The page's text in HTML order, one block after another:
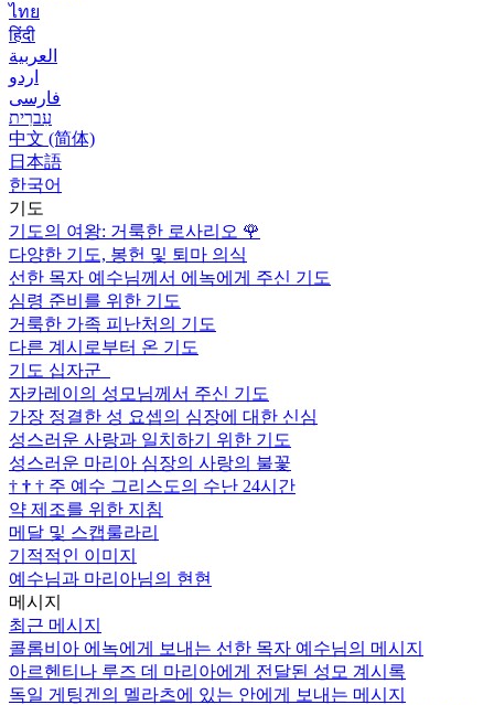
ไทย
हिंदी
العربية
اردو
فارسی
עִברִית
中文 (简体)
日本語
한국어
기도
기도의 여왕: 거룩한 로사리오 🌹
다양한 기도, 봉헌 및 퇴마 의식
선한 목자 예수님께서 에녹에게 주신 기도
심령 준비를 위한 기도
거룩한 가족 피난처의 기도
다른 계시로부터 온 기도
기도 십자군
자카레이의 성모님께서 주신 기도
가장 정결한 성 요셉의 심장에 대한 신심
성스러운 사랑과 일치하기 위한 기도
성스러운 마리아 심장의 사랑의 불꽃
† † † 주 예수 그리스도의 수난 24시간
약 제조를 위한 지침
메달 및 스캡룰라리
기적적인 이미지
예수님과 마리아님의 현현
메시지
최근 메시지
콜롬비아 에녹에게 보내는 선한 목자 예수님의 메시지
아르헨티나 루즈 데 마리아에게 전달된 성모 계시록
독일 게팅겐의 멜라츠에 있는 안에게 보내는 메시지